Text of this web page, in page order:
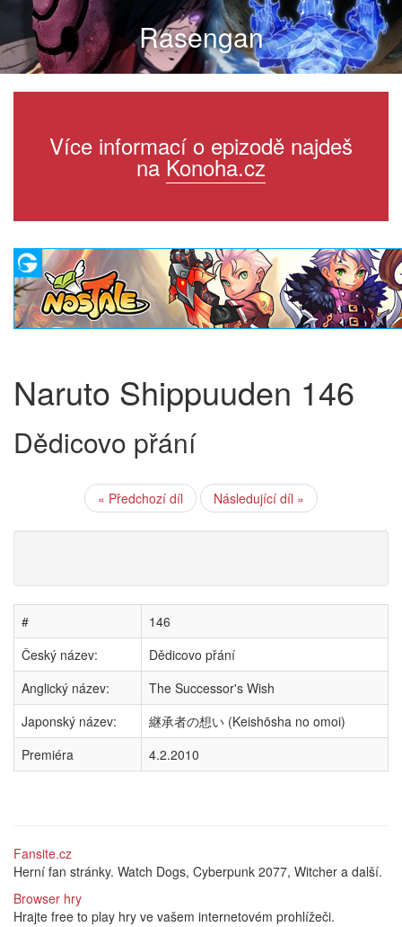
Rasengan
Více informací o epizodě najdeš
na Konoha.cz
Naruto Shippuuden 146
Dědicovo přání
« Předchozí díl Následující díl »
#
146
Český název:
Dědicovo přání
Anglický název:
The Successor's Wish
Japonský název:
継承者の想い (Keishōsha no omoi)
Premiéra
4.2.2010
Fansite.cz
Herní fan stránky. Watch Dogs, Cyberpunk 2077, Witcher a další.
Browser hry
Hrajte free to play hry ve vašem internetovém prohlížeči.